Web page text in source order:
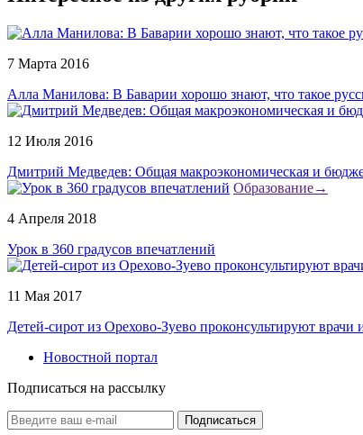
7 Марта 2016
Алла Манилова: В Баварии хорошо знают, что такое
12 Июля 2016
Дмитрий Медведев: Общая макроэкономическая и
Образование→
4 Апреля 2018
Урок в 360 градусов впечатлений
11 Мая 2017
Детей-сирот из Орехово-Зуево проконсультируют
Новостной портал
Подписаться на рассылку